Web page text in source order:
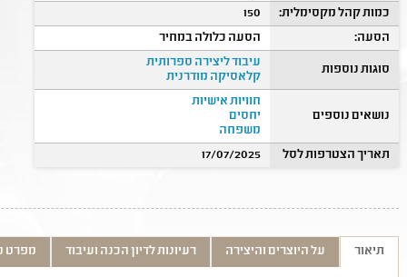
כמות קהל מקסימלית:
150
הסעה:
הסעה כלולה במחיר
סוגות נוספות
עיבוד ליצירה ספרותית
קלאסיקה מודרנית
נושאים נוספים
חוויות אישיות
יחסים
משפחה
תאריך הצטרפות לסל
17/07/2025
תיאור על היוצרים והיצירה רעיונות לדיון הכנה ועיבוד מפרט